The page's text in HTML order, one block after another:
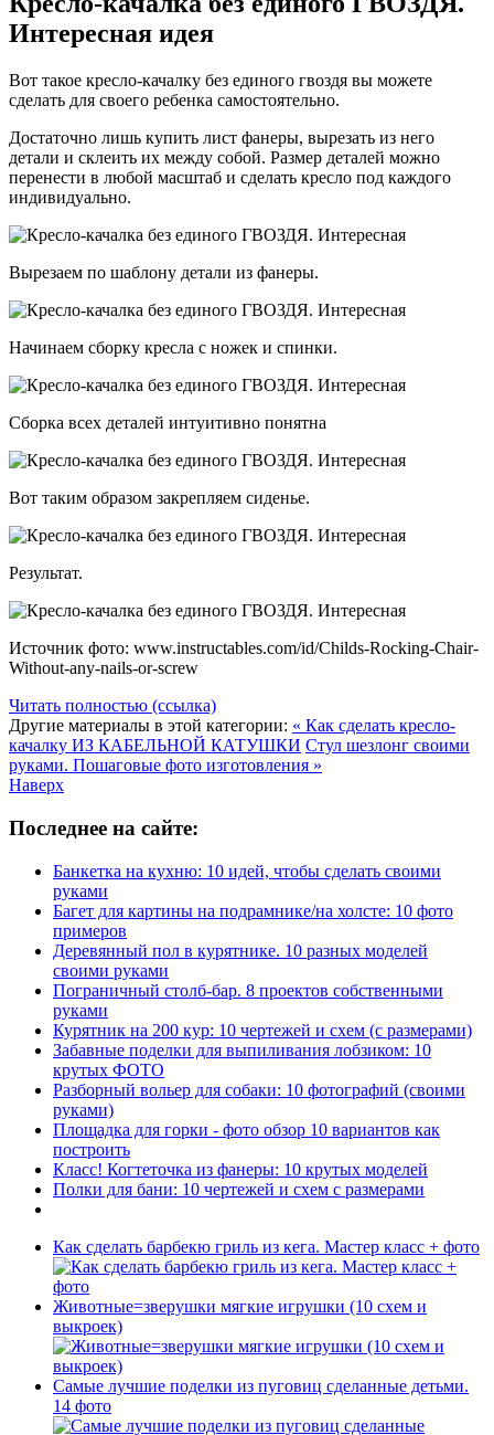
Интересная идея
Вот такое кресло-качалку без единого гвоздя вы можете
сделать для своего ребенка самостоятельно.
Достаточно лишь купить лист фанеры, вырезать из него
детали и склеить их между собой. Размер деталей можно
перенести в любой масштаб и сделать кресло под каждого
индивидуально.
Вырезаем по шаблону детали из фанеры.
Начинаем сборку кресла с ножек и спинки.
Сборка всех деталей интуитивно понятна
Вот таким образом закрепляем сиденье.
Результат.
Источник фото: www.instructables.com/id/Childs-Rocking-Chair-
Without-any-nails-or-screw
Читать полностью (ссылка)
Другие материалы в этой категории: « Как сделать кресло-
качалку ИЗ КАБЕЛЬНОЙ КАТУШКИ Стул шезлонг своими
руками. Пошаговые фото изготовления »
Наверх
Последнее на сайте:
Банкетка на кухню: 10 идей, чтобы сделать своими
руками
Багет для картины на подрамнике/на холсте: 10 фото
примеров
Деревянный пол в курятнике. 10 разных моделей
своими руками
Пограничный столб-бар. 8 проектов собственными
руками
Курятник на 200 кур: 10 чертежей и схем (с размерами)
Забавные поделки для выпиливания лобзиком: 10
крутых ФОТО
Разборный вольер для собаки: 10 фотографий (своими
руками)
Площадка для горки - фото обзор 10 вариантов как
построить
Класс! Когтеточка из фанеры: 10 крутых моделей
Полки для бани: 10 чертежей и схем с размерами
Как сделать барбекю гриль из кега. Мастер класс + фото
Животные=зверушки мягкие игрушки (10 схем и
выкроек)
Самые лучшие поделки из пуговиц сделанные детьми.
14 фото